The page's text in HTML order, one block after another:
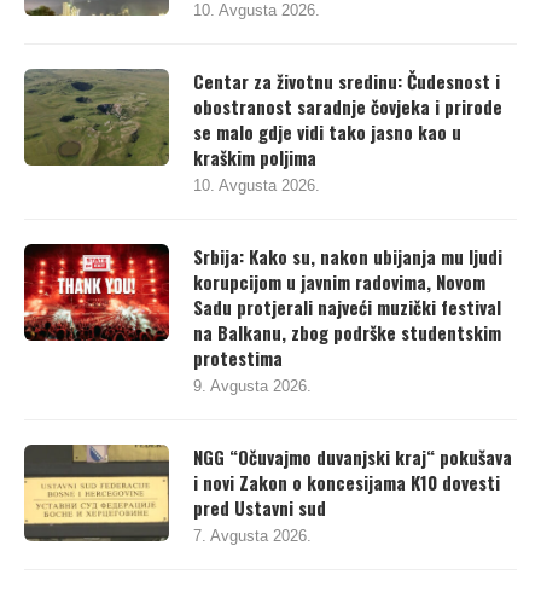
10. Avgusta 2026.
Centar za životnu sredinu: Čudesnost i
obostranost saradnje čovjeka i prirode
se malo gdje vidi tako jasno kao u
kraškim poljima
10. Avgusta 2026.
Srbija: Kako su, nakon ubijanja mu ljudi
korupcijom u javnim radovima, Novom
Sadu protjerali najveći muzički festival
na Balkanu, zbog podrške studentskim
protestima
9. Avgusta 2026.
NGG “Očuvajmo duvanjski kraj“ pokušava
i novi Zakon o koncesijama K10 dovesti
pred Ustavni sud
7. Avgusta 2026.